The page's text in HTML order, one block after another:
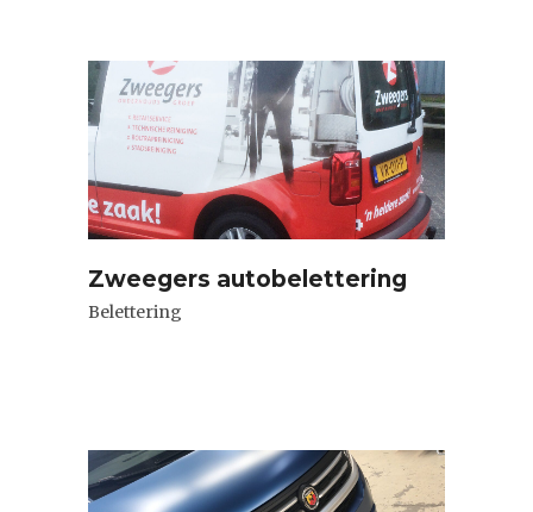
Zweegers autobelettering
Belettering